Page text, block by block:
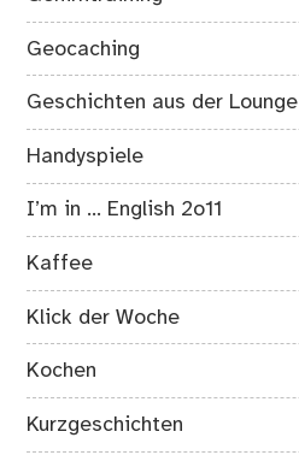
Geocaching
Geschichten aus der Lounge
Handyspiele
I’m in … English 2o11
Kaffee
Klick der Woche
Kochen
Kurzgeschichten